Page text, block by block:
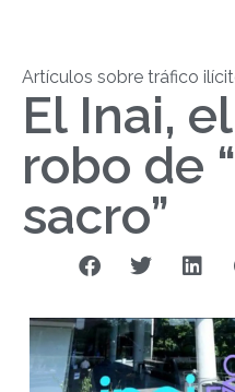
Artículos sobre tráfico
El Inai,
robo de
sacro”